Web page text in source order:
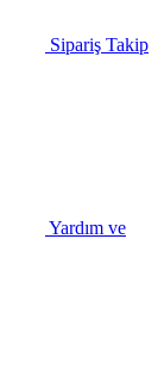
Sipariş Takip
Yardım ve